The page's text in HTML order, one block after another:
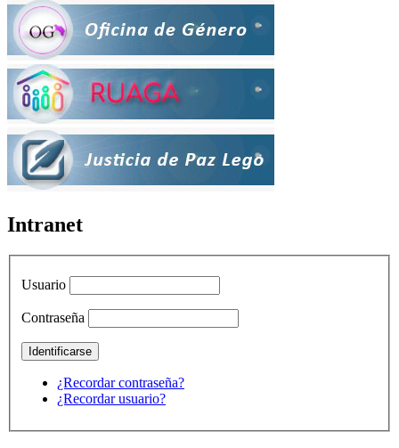
Intranet
Usuario
Contraseña
¿Recordar contraseña?
¿Recordar usuario?